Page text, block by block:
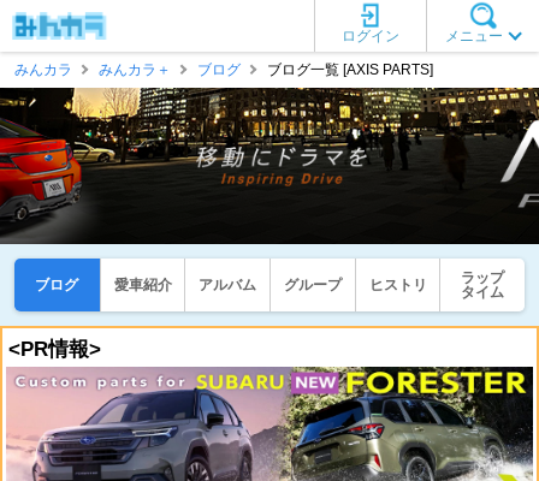
メニュー
ログイン
みんカラ
みんカラ＋ ブログ ブログ一覧 [AXIS PARTS]
ブログ 愛車紹介 アルバム グループ ヒストリ
ラップ
タイム
<PR情報>